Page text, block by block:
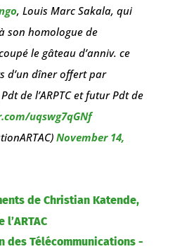
, Louis Marc Sakala, qui
son homologue de
le gâteau d’anniv. ce
d’un dîner offert par
de l’ARPTC et futur Pdt de
uqswg7qGNf
November 14,
de Christian Katende,
des Télécommunications -